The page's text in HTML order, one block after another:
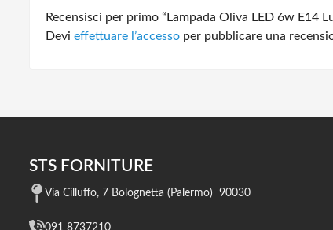
Recensisci per primo “Lampada Oliva LED 6w E14
Devi effettuare l’accesso per pubblicare una
STS FORNITURE
Via Cilluffo, 7 Bolognetta (Palermo) 90030